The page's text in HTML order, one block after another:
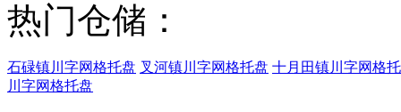
热门仓储：
石碌镇川字网格托盘 叉河镇川字网格托盘 十月田镇川字网格
川字网格托盘